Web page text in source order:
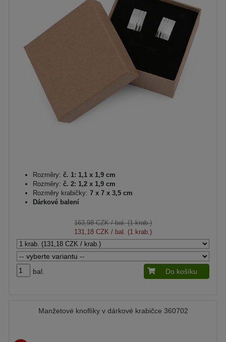
Rozměry: č. 1: 1,1 x 1,9 cm
Rozměry: č. 2: 1,2 x 1,9 cm
Rozměry krabičky: 7 x 7 x 3,5 cm
Dárkové balení
163,98 CZK/ bal. (1 krab.)
131,18 CZK / bal. (1 krab.)
bal. Do košíku
Manžetové knoflíky v dárkové krabičce 360702